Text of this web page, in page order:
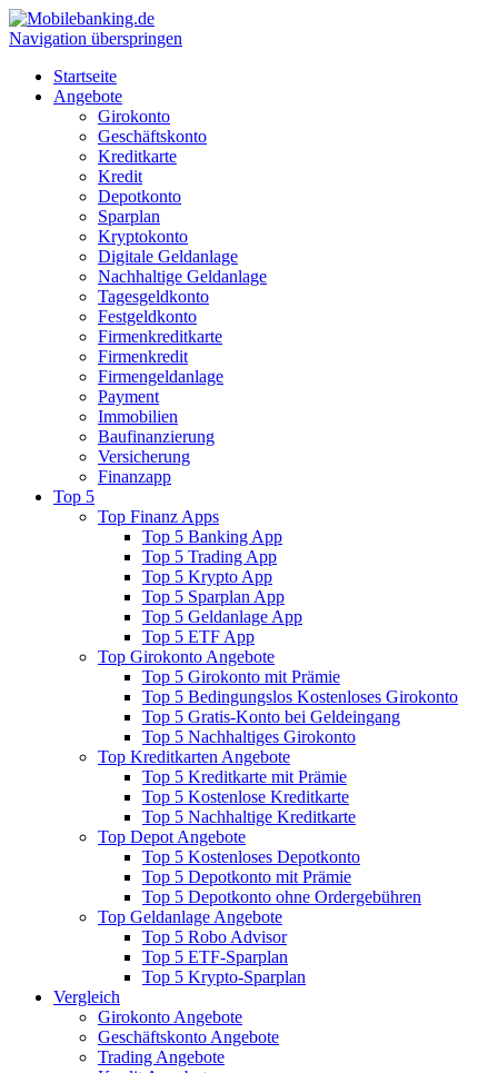
Navigation überspringen
Startseite
Angebote
Girokonto
Geschäftskonto
Kreditkarte
Kredit
Depotkonto
Sparplan
Kryptokonto
Digitale Geldanlage
Nachhaltige Geldanlage
Tagesgeldkonto
Festgeldkonto
Firmenkreditkarte
Firmenkredit
Firmengeldanlage
Payment
Immobilien
Baufinanzierung
Versicherung
Finanzapp
Top 5
Top Finanz Apps
Top 5 Banking App
Top 5 Trading App
Top 5 Krypto App
Top 5 Sparplan App
Top 5 Geldanlage App
Top 5 ETF App
Top Girokonto Angebote
Top 5 Girokonto mit Prämie
Top 5 Bedingungslos Kostenloses Girokonto
Top 5 Gratis-Konto bei Geldeingang
Top 5 Nachhaltiges Girokonto
Top Kreditkarten Angebote
Top 5 Kreditkarte mit Prämie
Top 5 Kostenlose Kreditkarte
Top 5 Nachhaltige Kreditkarte
Top Depot Angebote
Top 5 Kostenloses Depotkonto
Top 5 Depotkonto mit Prämie
Top 5 Depotkonto ohne Ordergebühren
Top Geldanlage Angebote
Top 5 Robo Advisor
Top 5 ETF-Sparplan
Top 5 Krypto-Sparplan
Vergleich
Girokonto Angebote
Geschäftskonto Angebote
Trading Angebote